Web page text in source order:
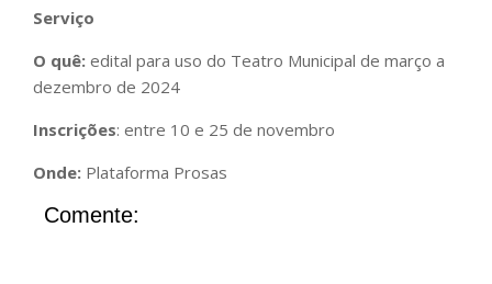
Serviço
O quê: edital para uso do Teatro Municipal de março a
dezembro de 2024
Inscrições: entre 10 e 25 de novembro
Onde: Plataforma Prosas
Comente: